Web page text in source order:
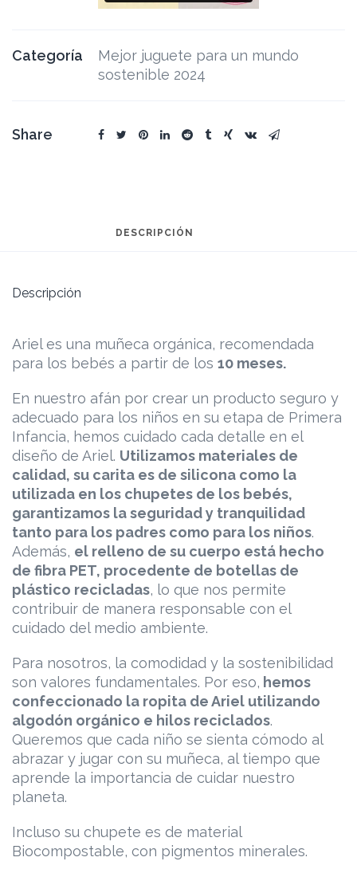
Categoría
Mejor juguete para un mundo
sostenible 2024
Share
DESCRIPCIÓN
Descripción
Ariel es una muñeca orgánica, recomendada
para los bebés a partir de los 10 meses.
En nuestro afán por crear un producto seguro y
adecuado para los niños en su etapa de Primera
Infancia, hemos cuidado cada detalle en el
diseño de Ariel. Utilizamos materiales de
calidad, su carita es de silicona como la
utilizada en los chupetes de los bebés,
garantizamos la seguridad y tranquilidad
tanto para los padres como para los niños.
Además, el relleno de su cuerpo está hecho
de fibra PET, procedente de botellas de
plástico recicladas, lo que nos permite
contribuir de manera responsable con el
cuidado del medio ambiente.
Para nosotros, la comodidad y la sostenibilidad
son valores fundamentales. Por eso, hemos
confeccionado la ropita de Ariel utilizando
algodón orgánico e hilos reciclados.
Queremos que cada niño se sienta cómodo al
abrazar y jugar con su muñeca, al tiempo que
aprende la importancia de cuidar nuestro
planeta.
Incluso su chupete es de material
Biocompostable, con pigmentos minerales.